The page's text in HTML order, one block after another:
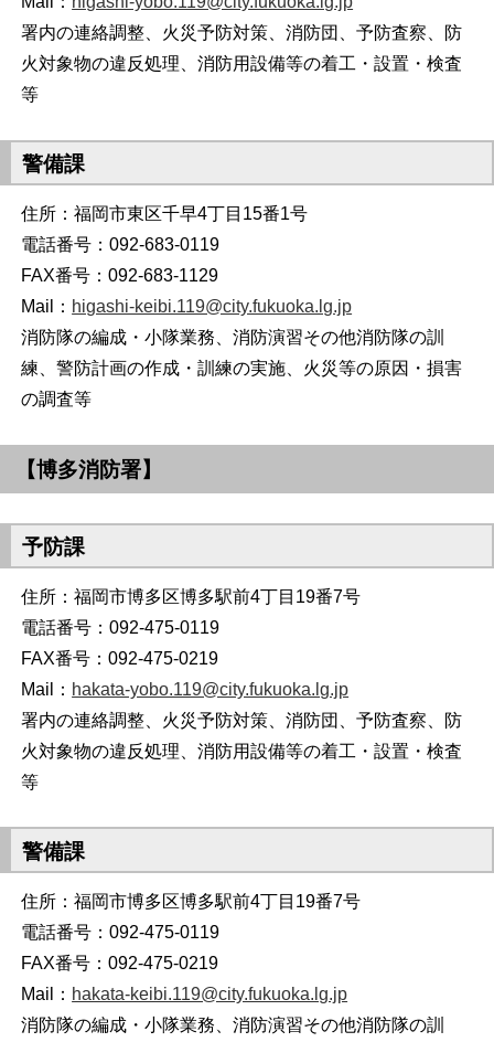
署内の連絡調整、火災予防対策、消防団、予防査察、防
火対象物の違反処理、消防用設備等の着工・設置・検査
等
警備課
住所：福岡市東区千早4丁目15番1号
電話番号：092-683-0119
FAX番号：092-683-1129
Mail： higashi-keibi.119@city.fukuoka.lg.jp
消防隊の編成・小隊業務、消防演習その他消防隊の訓
練、警防計画の作成・訓練の実施、火災等の原因・損害
の調査等
【博多消防署】
予防課
住所：福岡市博多区博多駅前4丁目19番7号
電話番号：092-475-0119
FAX番号：092-475-0219
Mail： hakata-yobo.119@city.fukuoka.lg.jp
署内の連絡調整、火災予防対策、消防団、予防査察、防
火対象物の違反処理、消防用設備等の着工・設置・検査
等
警備課
住所：福岡市博多区博多駅前4丁目19番7号
電話番号：092-475-0119
FAX番号：092-475-0219
Mail： hakata-keibi.119@city.fukuoka.lg.jp
消防隊の編成・小隊業務、消防演習その他消防隊の訓